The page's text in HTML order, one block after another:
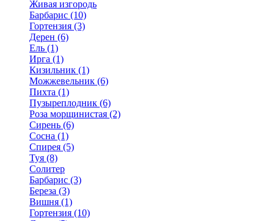
Живая изгородь
Барбарис (10)
Гортензия (3)
Дерен (6)
Ель (1)
Ирга (1)
Кизильник (1)
Можжевельник (6)
Пихта (1)
Пузыреплодник (6)
Роза морщинистая (2)
Сирень (6)
Сосна (1)
Спирея (5)
Туя (8)
Солитер
Барбарис (3)
Береза (3)
Вишня (1)
Гортензия (10)